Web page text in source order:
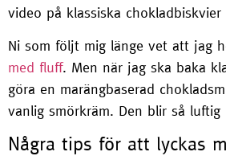
video på klassiska
Ni som följt mig länge vet att jag
med fluff. Men när jag ska baka
göra en marängbaserad
vanlig smörkräm. Den blir så
Några tips för att lyckas